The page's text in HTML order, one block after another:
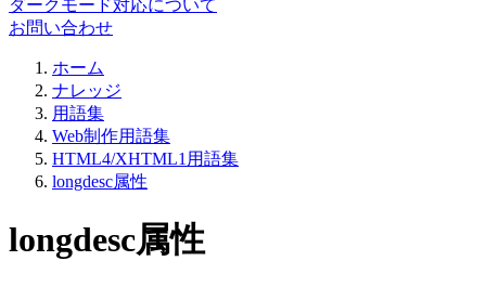
ダークモード対応について
お問い合わせ
ホーム
ナレッジ
用語集
Web制作用語集
HTML4/XHTML1用語集
longdesc属性
longdesc属性